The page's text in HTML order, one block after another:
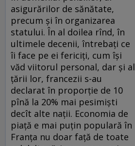
asigurărilor de sănătate,
precum şi în organizarea
statului. În al doilea rînd, în
ultimele decenii, întrebaţi ce
îi face pe ei fericiţi, cum îşi
văd viitorul personal, dar şi al
ţării lor, francezii s-au
declarat în proporţie de 10
pînă la 20% mai pesimişti
decît alte naţii. Economia de
piaţă e mai puţin populară în
Franţa nu doar faţă de toate